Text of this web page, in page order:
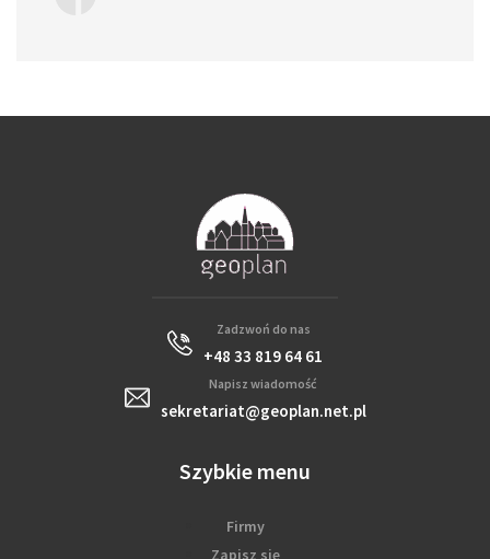
Zadzwoń do nas
+48 33 819 64 61
Napisz wiadomość
sekretariat@geoplan.net.pl
Szybkie menu
Firmy